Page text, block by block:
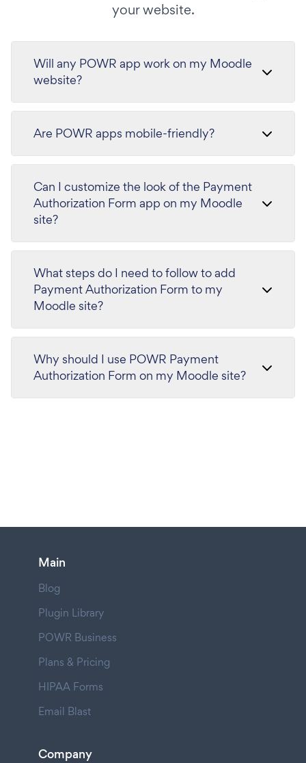
your website.
Will any POWR app work on my Moodle
website?
Are POWR apps mobile-friendly?
Can I customize the look of the Payment
Authorization Form app on my Moodle
site?
What steps do I need to follow to add
Payment Authorization Form to my
Moodle site?
Why should I use POWR Payment
Authorization Form on my Moodle site?
Main
Blog
Plugin Library
POWR Business
Plans & Pricing
HIPAA Forms
Email Blast
Company